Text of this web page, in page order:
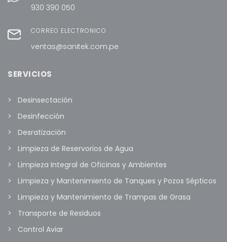
930 390 050
CORREO ELECTRÓNICO
ventas@sanitek.com.pe
SERVICIOS
Desinsectación
Desinfección
Desratización
Limpieza de Reservorios de Agua
Limpieza Integral de Oficinas y Ambientes
Limpieza y Mantenimiento de Tanques y Pozos Sépticos
Limpieza y Mantenimiento de Trampas de Grasa
Transporte de Residuos
Control Aviar